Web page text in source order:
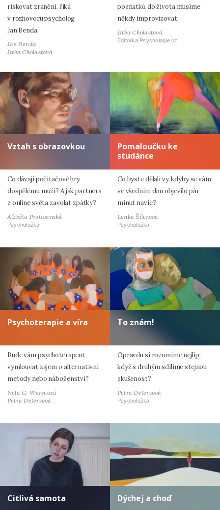
riskovat zranění, říká
v rozhovoru psycholog
Jan Benda.
Jan Benda
Jitka Cholastová
poznatků do života musíme
někdy improvizovat.
Jitka Cholastová
Editorka Psychologie.cz
Vztah s obrazovkou
Co dávají počítačové hry
dospělému muži? A jak partnera
z online světa zavolat zpátky?
Alžběta Protivanská
Psycholožka
Pomaloučku ke
studánce
Co byste dělali vy, kdyby se vám
ve všedním dnu objevilo pár
minut navíc?
Lenka Šilerová
Psycholožka
Psychoterapie a víra
Bude vám psychoterapeut
vymlouvat zájem o alternativní
metody nebo náboženství?
Nela G. Wurmová
Petra Detersová
To znám!
Opravdu si rozumíme nejlíp,
když s druhým sdílíme stejnou
zkušenost?
Petra Detersová
Psycholožka
Citlivá samota Dýchej a choď